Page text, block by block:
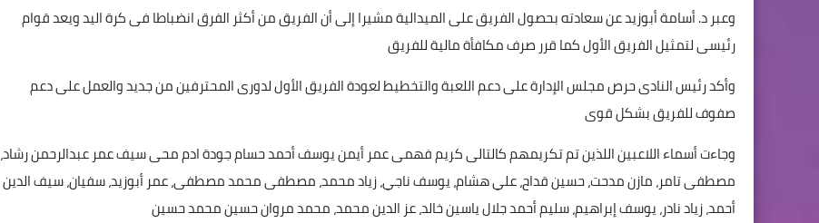
وعبر د. أسامة أبوزيد عن سعادته بحصول الفريق على الميدالية مشيرا إلى أن الفريق من أكثر الفرق انضباطا فى كرة اليد ويعد قوام
رئيسى لتمثيل الفريق الأول كما قرر صرف مكافأة مالية للفريق
وأكد رئيس النادى حرص مجلس الإدارة على دعم اللعبة والتخطيط لعودة الفريق الأول لدورى المحترفين من جديد والعمل على دعم
صفوف للفريق بشكل قوى
وجاءت أسماء اللاعبين اللذين تم تكريمهم كالتالى كريم فهمى عمر أيمن يوسف أحمد حسام جودة ادم محى سيف عمر عبدالرحمن رشاد،
مصطفى تامر، مازن مدحت، حسين قداح، علي هشام، يوسف ناجي، زياد محمد، مصطفى محمد مصطفى، عمر أبوزيد، سفيان، سيف الدين
أحمد، زياد نادر، يوسف إبراهيم، سليم أحمد جلال ياسين خالد، عز الدين محمد، محمد مروان حسين محمد حسين
19 نوفمبر 2025